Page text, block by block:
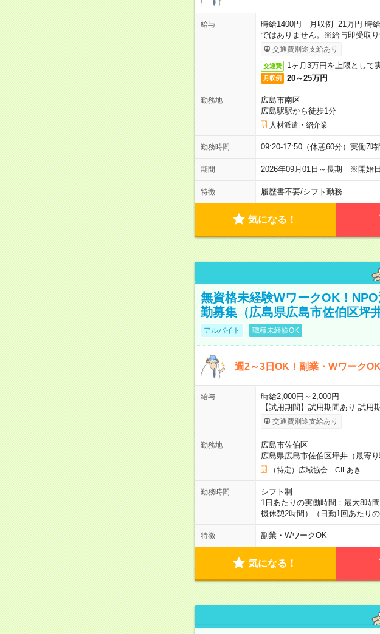
給与
時給1400円 月収例 21万円 時
ではありません。※給与即受取り
交通費別途支給あり
交通費 1ヶ月3万円を上限として
月収例 20～25万円
勤務地
広島市南区
広島駅駅から徒歩1分
人材派遣・紹介業
勤務時間 09:20-17:50（休憩60分）実働7時
期間 2026年09月01日～長期 ※開始
特徴 履歴書不要/シフト勤務
気になる！
無資格未経験WワークOK！
勤募集（広島県広島市佐伯区坪井
アルバイト 職種未経験OK
週2～3日OK！副業・Wワーク
給与
時給2,000円～2,000円
【試用期間】試用期間あり 試
交通費別途支給あり
勤務地
広島市佐伯区
広島県広島市佐伯区坪井（最寄
（特定）広域協会 CILあき
勤務時間
シフト制
1日あたりの実働時間：最大8時
機休憩2時間）（日勤1回あたり
特徴 副業・WワークOK
気になる！